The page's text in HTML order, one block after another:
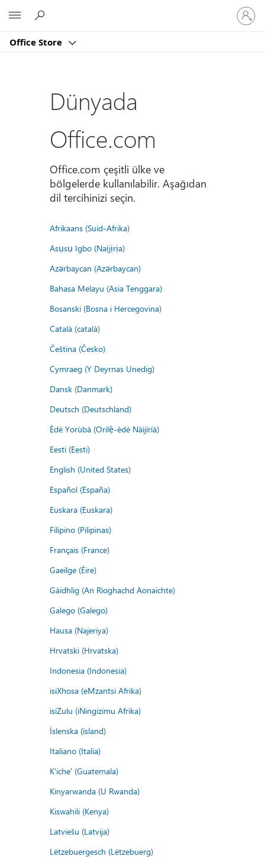
Office Store
oturum
açın
Dünyada
Office.com
Office.com çeşitli ülke ve
bölgelerde kullanılabilir. Aşağıdan
dil tercihinizi seçin.
Afrikaans (Suid-Afrika)
Asụsụ Igbo (Naịjịrịa)
Azərbaycan (Azərbaycan)
Bahasa Melayu (Asia Tenggara)
Bosanski (Bosna i Hercegovina)
Català (català)
Čeština (Česko)
Cymraeg (Y Deyrnas Unedig)
Dansk (Danmark)
Deutsch (Deutschland)
Èdè Yorùbá (Orilẹ̀-èdè Nàìjíríà)
Eesti (Eesti)
English (United States)
Español (España)
Euskara (Euskara)
Filipino (Pilipinas)
Français (France)
Gaeilge (Éire)
Gàidhlig (An Rìoghachd Aonaichte)
Galego (Galego)
Hausa (Najeriya)
Hrvatski (Hrvatska)
Indonesia (Indonesia)
isiXhosa (eMzantsi Afrika)
isiZulu (iNingizimu Afrika)
Íslenska (ísland)
Italiano (Italia)
K'iche' (Guatemala)
Kinyarwanda (U Rwanda)
Kiswahili (Kenya)
Latviešu (Latvija)
Lëtzebuergesch (Lëtzebuerg)